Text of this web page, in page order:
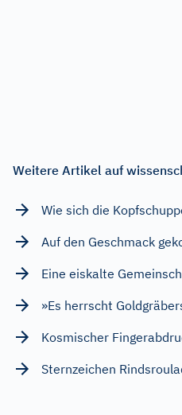
Weitere Artikel auf
Wie sich die
Auf den Geschmack
Eine eiskalte
»Es herrscht
Kosmischer
Sternzeichen